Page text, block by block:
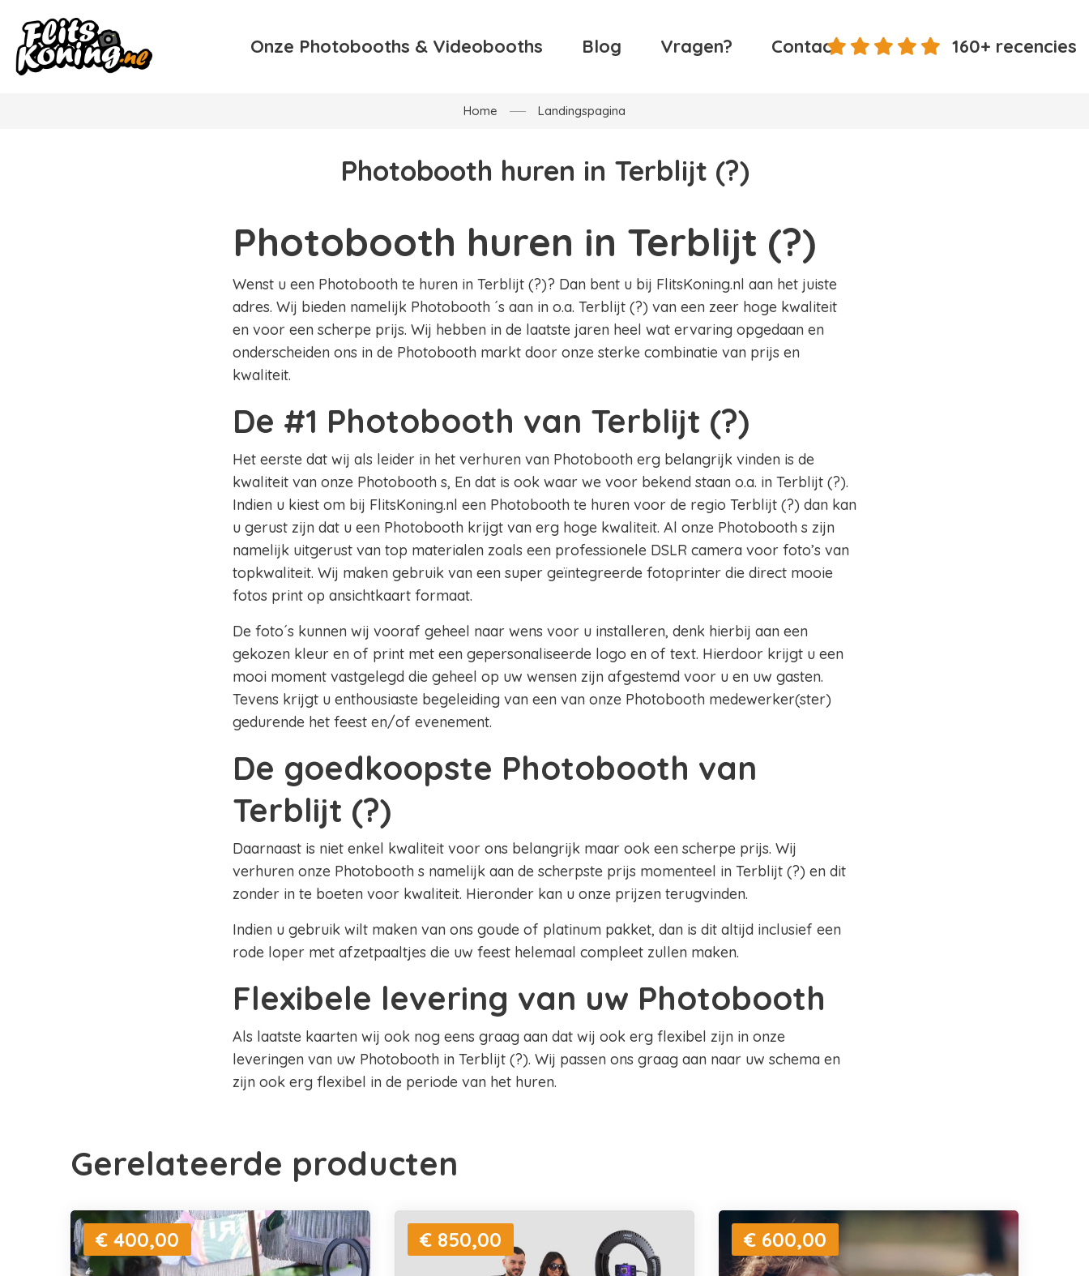
Onze Photobooths & Videobooths Blog Vragen? Contact 160+ recencies
Home Landingspagina
Photobooth huren in Terblijt (?)
Photobooth huren in Terblijt (?)
Wenst u een Photobooth te huren in Terblijt (?)? Dan bent u bij FlitsKoning.nl aan het juiste
adres. Wij bieden namelijk Photobooth ´s aan in o.a. Terblijt (?) van een zeer hoge kwaliteit
en voor een scherpe prijs. Wij hebben in de laatste jaren heel wat ervaring opgedaan en
onderscheiden ons in de Photobooth markt door onze sterke combinatie van prijs en
kwaliteit.
De #1 Photobooth van Terblijt (?)
Het eerste dat wij als leider in het verhuren van Photobooth erg belangrijk vinden is de
kwaliteit van onze Photobooth s, En dat is ook waar we voor bekend staan o.a. in Terblijt (?).
Indien u kiest om bij FlitsKoning.nl een Photobooth te huren voor de regio Terblijt (?) dan kan
u gerust zijn dat u een Photobooth krijgt van erg hoge kwaliteit. Al onze Photobooth s zijn
namelijk uitgerust van top materialen zoals een professionele DSLR camera voor foto’s van
topkwaliteit. Wij maken gebruik van een super geïntegreerde fotoprinter die direct mooie
fotos print op ansichtkaart formaat.
De foto´s kunnen wij vooraf geheel naar wens voor u installeren, denk hierbij aan een
gekozen kleur en of print met een gepersonaliseerde logo en of text. Hierdoor krijgt u een
mooi moment vastgelegd die geheel op uw wensen zijn afgestemd voor u en uw gasten.
Tevens krijgt u enthousiaste begeleiding van een van onze Photobooth medewerker(ster)
gedurende het feest en/of evenement.
De goedkoopste Photobooth van
Terblijt (?)
Daarnaast is niet enkel kwaliteit voor ons belangrijk maar ook een scherpe prijs. Wij
verhuren onze Photobooth s namelijk aan de scherpste prijs momenteel in Terblijt (?) en dit
zonder in te boeten voor kwaliteit. Hieronder kan u onze prijzen terugvinden.
Indien u gebruik wilt maken van ons goude of platinum pakket, dan is dit altijd inclusief een
rode loper met afzetpaaltjes die uw feest helemaal compleet zullen maken.
Flexibele levering van uw Photobooth
Als laatste kaarten wij ook nog eens graag aan dat wij ook erg flexibel zijn in onze
leveringen van uw Photobooth in Terblijt (?). Wij passen ons graag aan naar uw schema en
zijn ook erg flexibel in de periode van het huren.
Gerelateerde producten
€ 400,00 € 850,00 € 600,00